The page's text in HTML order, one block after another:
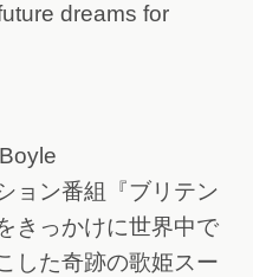
dreams for
ョン番組『ブリテン
きっかけに世界中で
した奇跡の歌姫スー